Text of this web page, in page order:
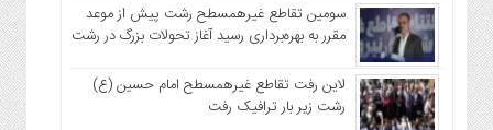
سومین تقاطع غیرهمسطح رشت پیش از موعد
مقرر به بهره‌برداری رسید آغاز تحولات بزرگ در رشت
لاین رفت تقاطع غیرهمسطح امام حسین (ع)
رشت زیر بار ترافیک رفت